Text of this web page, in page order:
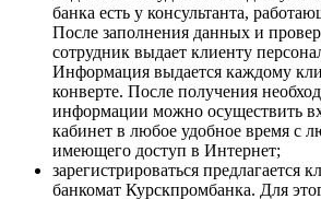
банка есть у консультанта,
После заполнения данных и
сотрудник выдает клиенту
Информация выдается каждому
конверте. После получения
информации можно осуществить
кабинет в любое удобное время с
имеющего доступ в Интернет;
зарегистрироваться предлагается
банкомат Курскпромбанка. Для